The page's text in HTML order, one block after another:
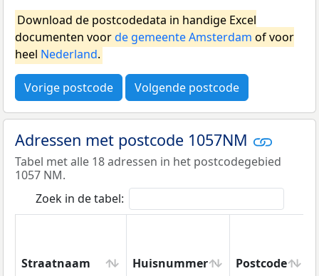
Download de postcodedata in handige Excel
documenten voorde gemeente Amsterdam of voor
heel Nederland.
Vorige postcode Volgende postcode
Adressen met postcode 1057NM
Tabel met alle 18 adressen in het postcodegebied
1057 NM.
Zoek in de tabel:
Straatnaam Huisnummer Postcode